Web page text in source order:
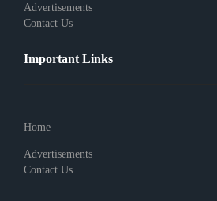
Advertisements
Contact Us
Important Links
Home
Advertisements
Contact Us